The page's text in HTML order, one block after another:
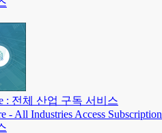
: 전체 산업 구독 서비스
- All Industries Access Subscription